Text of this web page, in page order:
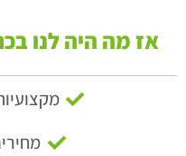
אז מה היה לנו